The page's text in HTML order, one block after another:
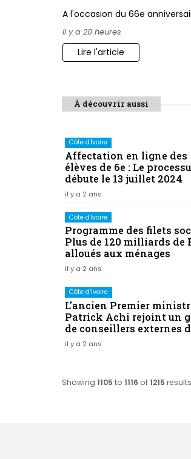
A l'occasion du 66e
il y a 20 heures
Lire l'article
À découvrir aussi
Côte d'Ivoire
Affectation en ligne des
élèves de 6e : Le
débute le 13 juillet 2024
il y a 2 ans
Côte d'Ivoire
Programme des filets
Plus de 120 milliards de
alloués aux ménages
il y a 2 ans
Côte d’Ivoire
L'ancien Premier
Patrick Achi rejoint un
de conseillers externes
et de la Banque mondiale
il y a 2 ans
Showing 1105 to 1116 of1215 results